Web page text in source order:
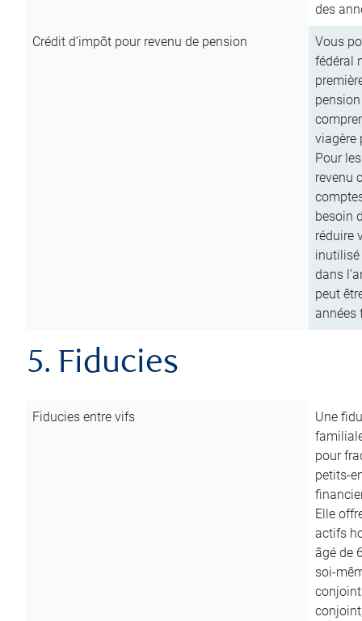
des
Crédit d’impôt pour revenu de pension
Vous
fédéral
viagère
Pour
revenu
besoin
réduire
inutilisé
dans
peut
années
5. Fiducies
Fiducies entre vifs
Une
pour
petits-
Elle
actifs
âgé de
soi-